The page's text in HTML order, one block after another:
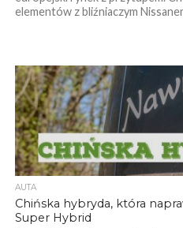
elementów z bliźniaczym
AUTA
Chińska hybryda, która
Super Hybrid